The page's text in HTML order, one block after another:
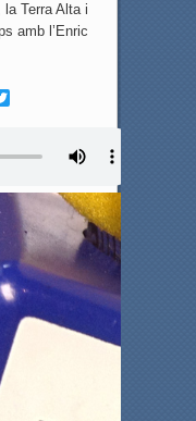
la Terra Alta i
amb l’Enric
T
r